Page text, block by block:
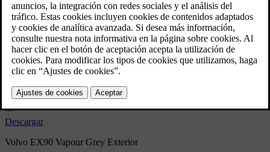
Volvo EX90 Vapour Grey
Exterior
9/3/2024
Marcador
Compartir
Descargar
Volvo EX90 Vapour Grey Exterior